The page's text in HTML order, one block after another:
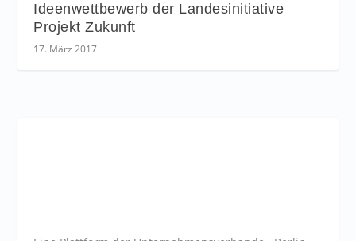
Ideenwettbewerb der Landesinitiative
Projekt Zukunft
17. März 2017